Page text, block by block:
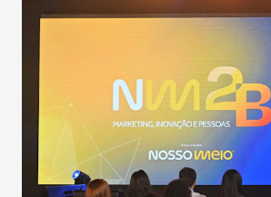
população suspeita e de cuidados com os
públicos e domiciliares. “Nós não
epidemia comum, como temos em todos
aumento de casos de dengue, influenza
de uma epidemia com um vírus
contaminação maior que outros
secretário. Segundo ele, é uma
contaminação alta, podendo gerar um